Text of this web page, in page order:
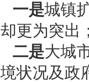
一是城镇
却更为突出
二是大城
境状况及政